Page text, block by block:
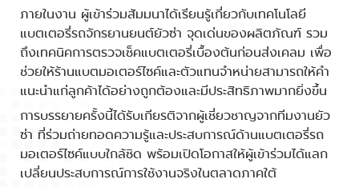
ภายในงาน ผู้เข้าร่วมสัมมนาได้เรียนรู้เกี่ยวกับเทคโนโลยี
แบตเตอรี่รถจักรยานยนต์ยัวซ่า จุดเด่นของผลิตภัณฑ์ รวม
ถึงเทคนิคการตรวจเช็คแบตเตอรี่เบื้องต้นก่อนส่งเคลม เพื่อ
ช่วยให้ร้านแบตมอเตอร์ไซค์และตัวแทนจำหน่ายสามารถให้คำ
แนะนำแก่ลูกค้าได้อย่างถูกต้องและมีประสิทธิภาพมากยิ่งขึ้น
การบรรยายครั้งนี้ได้รับเกียรติจากผู้เชี่ยวชาญจากทีมงานยัว
ซ่า ที่ร่วมถ่ายทอดความรู้และประสบการณ์ด้านแบตเตอรี่รถ
มอเตอร์ไซค์แบบใกล้ชิด พร้อมเปิดโอกาสให้ผู้เข้าร่วมได้แลก
เปลี่ยนประสบการณ์การใช้งานจริงในตลาดภาคใต้